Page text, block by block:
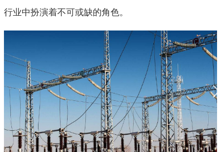
行业中扮演着不可或缺的角色。